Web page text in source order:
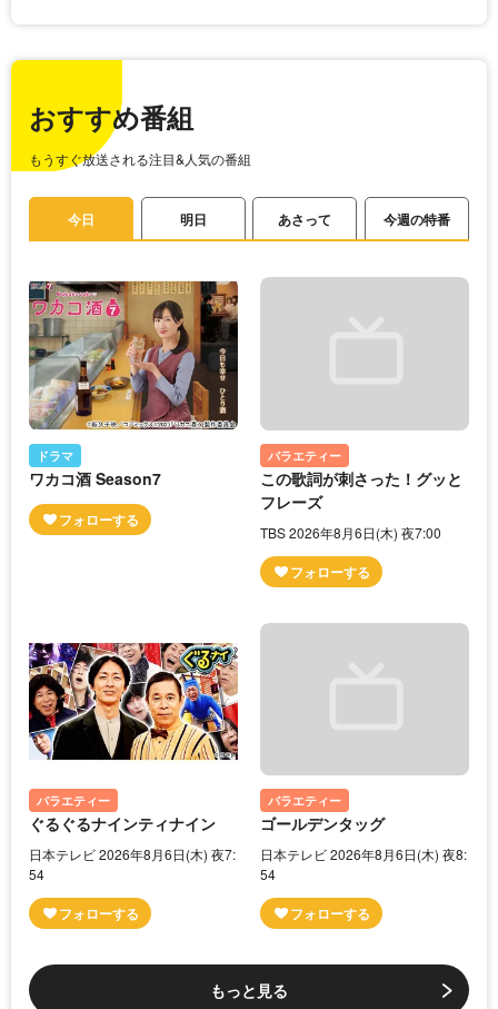
おすすめ番組
もうすぐ放送される注目&人気の番組
今日 明日 あさって 今週の特番
ドラマ
ワカコ酒 Season7
バラエティー
この歌詞が刺さった！グッと
フレーズ
TBS 2026年8月6日(木) 夜7:00
バラエティー
ぐるぐるナインティナイン
日本テレビ 2026年8月6日(木) 夜7:
54
バラエティー
ゴールデンタッグ
日本テレビ 2026年8月6日(木) 夜8:
54
もっと見る